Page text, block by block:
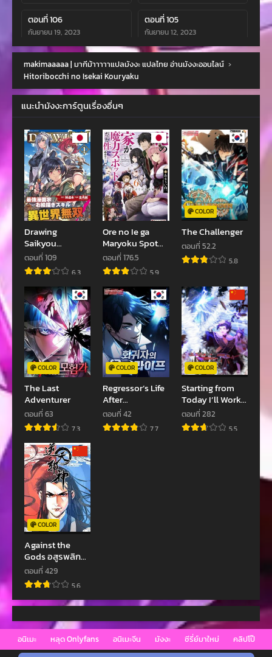
ตอนที่ 106
กันยายน 19, 2023
ตอนที่ 105
กันยายน 12, 2023
ตอนที่ 104
กันยายน 12, 2023
ตอนที่ 103
สิงหาคม 30, 2023
ตอนที่ 102
สิงหาคม 26, 2023
ตอนที่ 101
ตอนที่ 100
สิงหาคม 2, 2023
ตอนที่ 99
มิถุนายน 19, 2023
ตอนที่ 98
มิถุนายน 19, 2023
ตอนที่ 97
มิถุนายน 19, 2023
ตอนที่ 96
มิถุนายน 19, 2023
ตอนที่ 95
มิถุนายน 19, 2023
ตอนที่ 94
เมษายน 22, 2023
ตอนที่ 93
เมษายน 22, 2023
ตอนที่ 92
เมษายน 22, 2023
ตอนที่ 91
เมษายน 22, 2023
ตอนที่ 90
เมษายน 22, 2023
ตอนที่ 89
เมษายน 22, 2023
ตอนที่ 88
เมษายน 22, 2023
ตอนที่ 87
เมษายน 22, 2023
ตอนที่ 86
เมษายน 22, 2023 เมษายน 22, 2023
ตอนที่ 84
เมษายน 22, 2023
ตอนที่ 82
เมษายน 22, 2023
ตอนที่ 80
เมษายน 22, 2023
ตอนที่ 78
เมษายน 22, 2023
เมษายน 22, 2023 เมษายน 22, 2023
ตอนที่ 74
เมษายน 22, 2023
ตอนที่ 73
เมษายน 22, 2023
makimaaaaa | มากีม้าาาาาแปลมังงะ แปลไทย อ่านมังงะออนไลน์ ›
Hitoribocchi no Isekai Kouryaku
แนะนำมังงะการ์ตูนเรื่องอื่นๆ
Drawing
Saikyou
Mangaka Wa
Oekaki Skill De
Isekai Musou
Suru!
ตอนที่ 109
6.3
Ore no Ie ga
Maryoku Spot
Datta Ken
Sundeiru dake
de Sekai
Saikyou
ตอนที่ 176.5
5.9
COLOR
The Challenger
ตอนที่ 52.2
5.8
COLOR
The Last
Adventurer
ตอนที่ 63
7.3
COLOR
Regressor’s Life
After
Retirement
ตอนที่ 42
7.7
COLOR
Starting from
Today I’ll Work
as a City Lord
ตอนที่ 282
5.5
COLOR
Against the
Gods อสูรพลิก
ฟ้า
ตอนที่ 429
5.6
อนิเมะ หลุด Onlyfans อนิเมะจีน มังงะ ซีรี่ย์มาใหม่ คลิปโป๊